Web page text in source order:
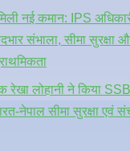
नई कमान: IPS अधिकारी
संभाला, सीमा
रेखा लोहानी ने किया
नेपाल सीमा सुरक्षा एवं